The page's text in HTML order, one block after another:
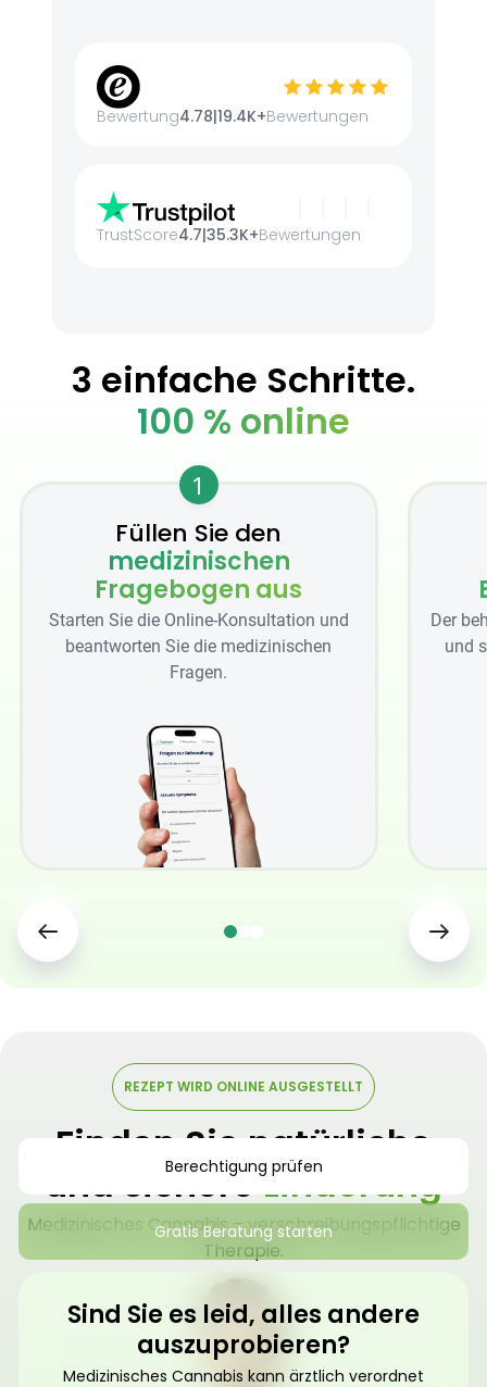
Bewertung4.78|19.4K+Bewertungen
TrustScore4.7|35.3K+Bewertungen
3 einfache Schritte.
100 % online
1
Füllen Sie den
medizinischen
Fragebogen aus
Starten Sie die Online-Konsultation und
beantworten Sie die medizinischen
Fragen.
Der
und
REZEPT WIRD ONLINE AUSGESTELLT
Finden Sie natürliche
und sichereLinderung
Medizinisches Cannabis – verschreibungspflichtige
Therapie.
Berechtigung prüfen
Gratis Beratung starten
Sind Sie es leid, alles andere
auszuprobieren?
Medizinisches Cannabis kann ärztlich verordnet